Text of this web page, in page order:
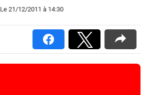
Le 21/12/2011 à 14:30